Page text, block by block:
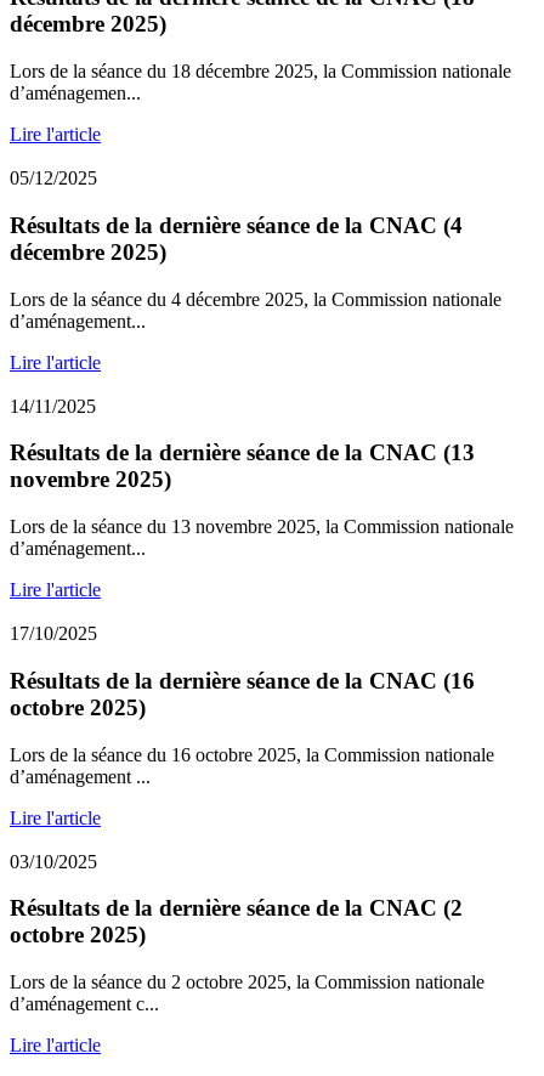
décembre 2025)
Lors de la séance du 18 décembre 2025, la Commission nationale
d’aménagemen...
Lire l'article
05/12/2025
Résultats de la dernière séance de la CNAC (4
décembre 2025)
Lors de la séance du 4 décembre 2025, la Commission nationale
d’aménagement...
Lire l'article
14/11/2025
Résultats de la dernière séance de la CNAC (13
novembre 2025)
Lors de la séance du 13 novembre 2025, la Commission nationale
d’aménagement...
Lire l'article
17/10/2025
Résultats de la dernière séance de la CNAC (16
octobre 2025)
Lors de la séance du 16 octobre 2025, la Commission nationale
d’aménagement ...
Lire l'article
03/10/2025
Résultats de la dernière séance de la CNAC (2
octobre 2025)
Lors de la séance du 2 octobre 2025, la Commission nationale
d’aménagement c...
Lire l'article